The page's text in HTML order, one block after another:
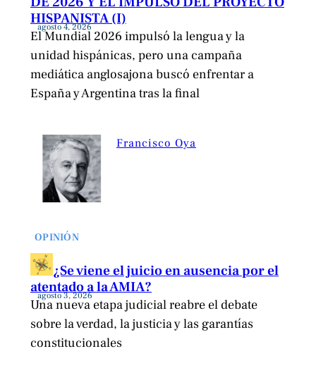
HISPANISTA (I)
agosto 4, 2026
El Mundial 2026 impulsó la lengua y la
unidad hispánicas, pero una campaña
mediática anglosajona buscó enfrentar a
España y Argentina tras la final
Francisco Oya
OPINIÓN
¿Se viene el juicio en ausencia por el
atentado a la AMIA?
agosto 3, 2026
Una nueva etapa judicial reabre el debate
sobre la verdad, la justicia y las garantías
constitucionales